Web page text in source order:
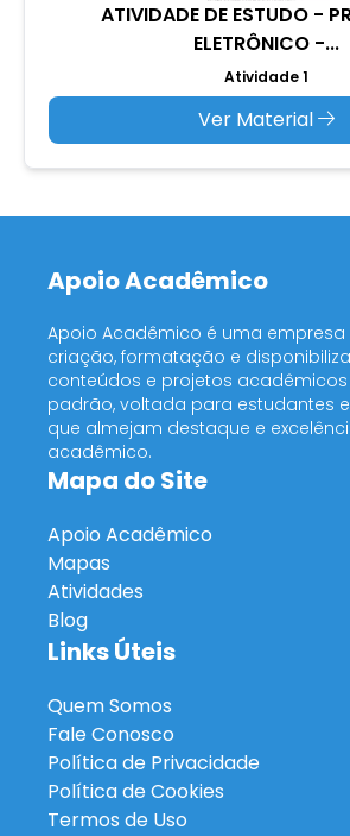
ATIVIDADE DE ESTUDO -
ELETRÔNICO -...
Atividade 1
Ver Material
Apoio Acadêmico
Apoio Acadêmico é uma
criação, formatação e
conteúdos e projetos
padrão, voltada para estudantes
que almejam destaque e
acadêmico.
Mapa do Site
Apoio Acadêmico
Mapas
Atividades
Blog
Links Úteis
Quem Somos
Fale Conosco
Política de Privacidade
Política de Cookies
Termos de Uso